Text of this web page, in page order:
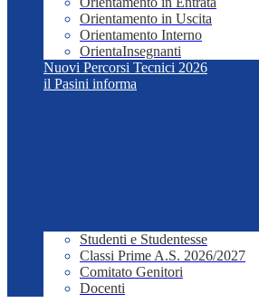
Orientamento in Uscita
Orientamento Interno
OrientaInsegnanti
Nuovi Percorsi Tecnici 2026
il Pasini informa
Studenti e Studentesse
Classi Prime A.S. 2026/2027
Comitato Genitori
Docenti